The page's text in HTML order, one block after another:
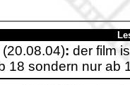
(20.08.04): der film
18 sondern nur ab